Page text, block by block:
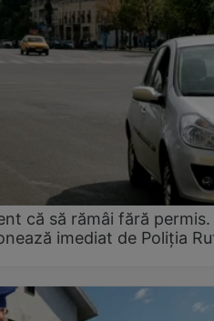
că să rămâi fără permis.
imediat de Poliţia